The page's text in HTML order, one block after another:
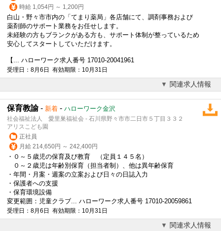
時給 1,054円 ～ 1,200円
白山・野々市市内の「てまり薬局」各店舗にて、調剤事務および
薬剤師のサポート業務をお任せします。
未経験の方もブランクがある方も、サポート体制が整っているため
安心してスタートしていただけます。
【... ハローワーク求人番号 17010-20041961
受理日：8月6日 有効期限：10月31日
関連求人情報
保育教諭- 新着 - ハローワーク金沢
社会福祉法人 愛里巣福祉会 - 石川県野々市市二日市５丁目３３２
アリスこども園
正社員
月給 214,650円 ～ 242,400円
・０～５歳児の保育及び教育 （定員１４５名）
０～２歳児は年齢別保育（担当者制）、他は異年齢保育
・年間・月案・週案の立案および日々の日誌入力
・保護者への支援
・保育環境設備
変更範囲：児童クラブ... ハローワーク求人番号 17010-20059861
受理日：8月6日 有効期限：10月31日
関連求人情報